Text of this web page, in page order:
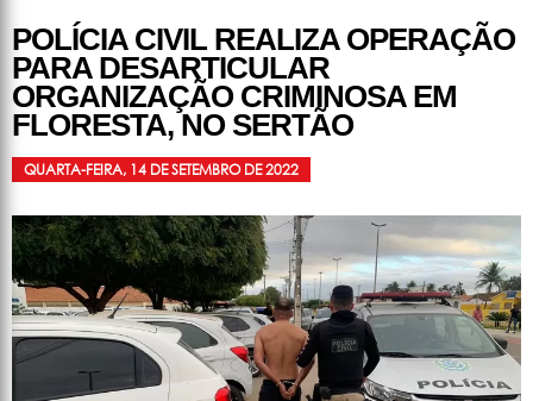
POLÍCIA CIVIL REALIZA OPERAÇÃO
PARA DESARTICULAR
ORGANIZAÇÃO CRIMINOSA EM
FLORESTA, NO SERTÃO
QUARTA-FEIRA, 14 DE SETEMBRO DE 2022